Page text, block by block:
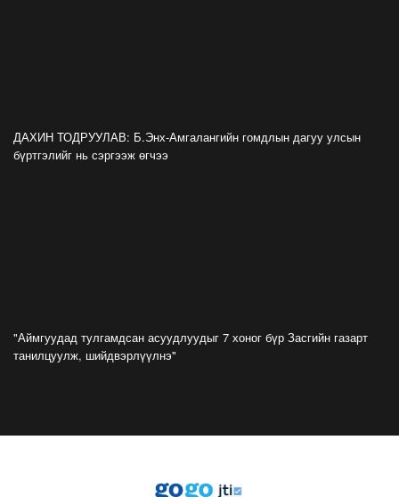
дэргэдээс Трамп холдохыг хүссэнгүй
2026-07-20
ДАХИН ТОДРУУЛАВ: Б.Энх-Амгалангийн гомдлын дагуу улсын
бүртгэлийг нь сэргээж өгчээ
"Аймгуудад тулгамдсан асуудлуудыг 7 хоног бүр Засгийн газарт
танилцуулж, шийдвэрлүүлнэ"